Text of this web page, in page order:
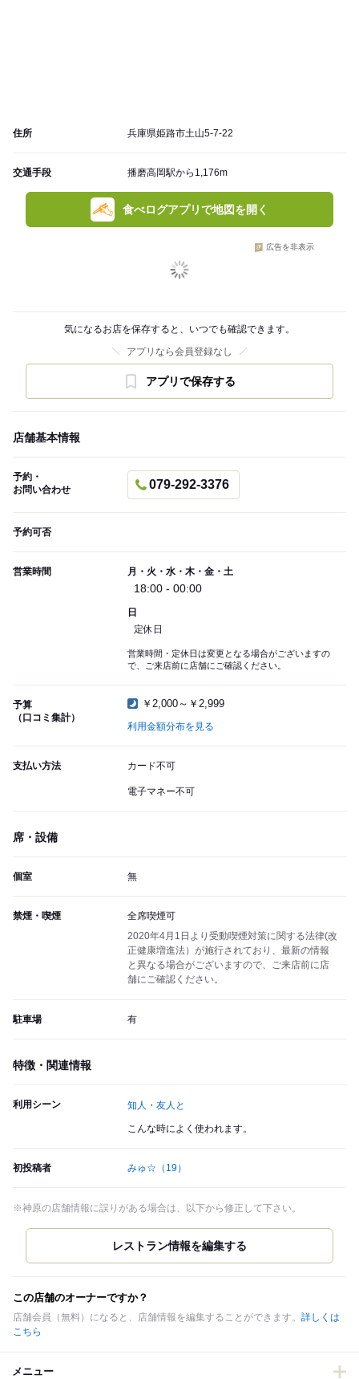
住所 兵庫県姫路市土山5-7-22
交通手段 播磨高岡駅から1,176m
食べログアプリで地図を開く
広告を非表示
気になるお店を保存すると、いつでも確認できます。
アプリなら会員登録なし
アプリで保存する
店舗基本情報
予約・
お問い合わせ
079-292-3376
予約可否
営業時間 月・火・水・木・金・土
18:00 - 00:00
日
定休日
営業時間・定休日は変更となる場合がございますの
で、ご来店前に店舗にご確認ください。
予算
（口コミ集計）
￥2,000～￥2,999
利用金額分布を見る
支払い方法 カード不可
電子マネー不可
席・設備
個室 無
禁煙・喫煙
全席喫煙可
2020年4月1日より受動喫煙対策に関する法律(改
正健康増進法）が施行されており、最新の情報
と異なる場合がございますので、ご来店前に店
舗にご確認ください。
駐車場 有
特徴・関連情報
利用シーン 知人・友人と
こんな時によく使われます。
初投稿者 みゅ☆ （19）
※神原の店舗情報に誤りがある場合は、以下から修正して下さい。
この店舗のオーナーですか？
店舗会員（無料）になると、店舗情報を編集することができます。 詳しくは
こちら
メニュー